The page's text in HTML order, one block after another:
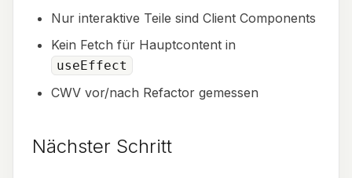
Nur interaktive Teile sind Client Components
Kein Fetch für Hauptcontent in
useEffect
CWV vor/nach Refactor gemessen
Nächster Schritt